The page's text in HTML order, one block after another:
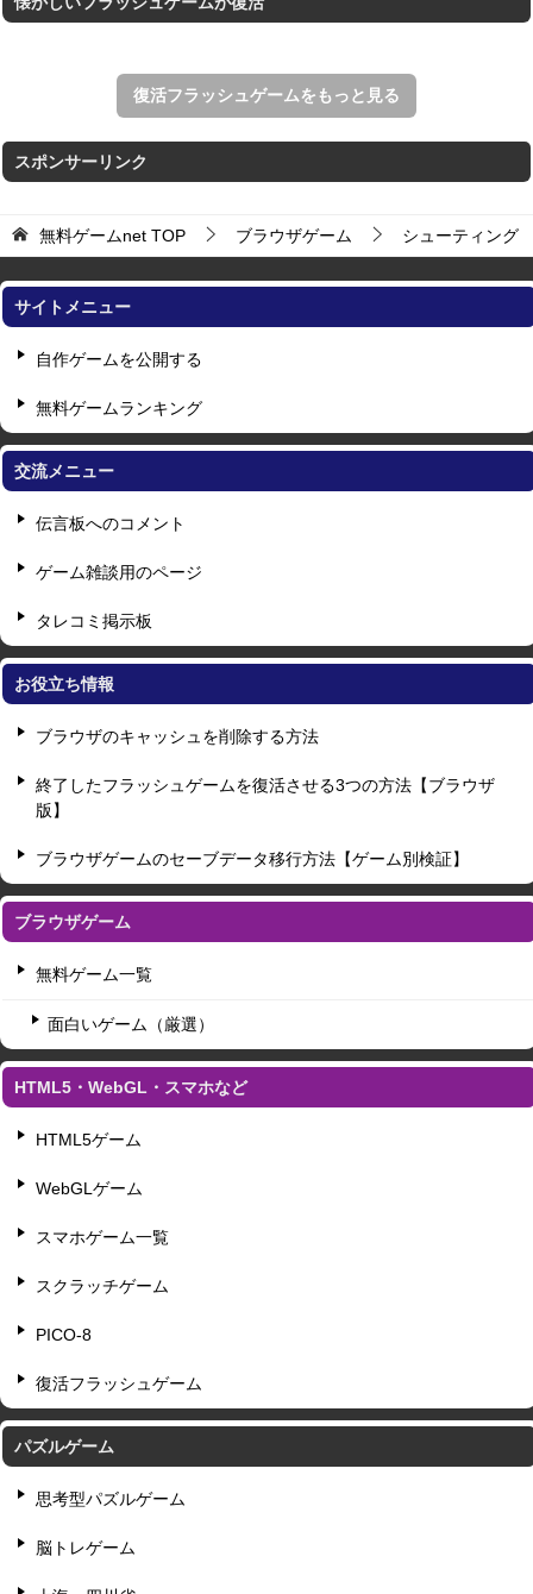
復活フラッシュゲームをもっと見る
スポンサーリンク
無料ゲームnet TOP ブラウザゲーム シューティング
サイトメニュー
自作ゲームを公開する
無料ゲームランキング
交流メニュー
伝言板へのコメント
ゲーム雑談用のページ
タレコミ掲示板
お役立ち情報
ブラウザのキャッシュを削除する方法
終了したフラッシュゲームを復活させる3つの方法【ブラウザ
版】
ブラウザゲームのセーブデータ移行方法【ゲーム別検証】
ブラウザゲーム
無料ゲーム一覧
面白いゲーム（厳選）
HTML5・WebGL・スマホなど
HTML5ゲーム
WebGLゲーム
スマホゲーム一覧
スクラッチゲーム
PICO-8
復活フラッシュゲーム
パズルゲーム
思考型パズルゲーム
脳トレゲーム